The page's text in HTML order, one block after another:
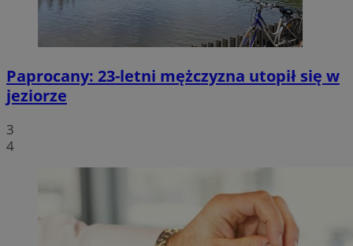
Paprocany: 23-letni mężczyzna utopił się w
jeziorze
3
4